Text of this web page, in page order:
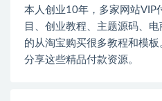
本人创业10年，多家网站VIP
目、创业教程、主题源码、
的从淘宝购买很多教程和模
分享这些精品付款资源。